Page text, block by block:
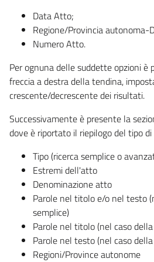
Data Atto;
Regione/Provincia autonoma-
Numero Atto.
Per ognuna delle suddette opzioni è
freccia a destra della tendina,
crescente/decrescente dei risultati.
Successivamente è presente la
dove è riportato il riepilogo del tipo
Tipo (ricerca semplice o
Estremi dell'atto
Denominazione atto
Parole nel titolo e/o nel testo
semplice)
Parole nel titolo (nel caso
Parole nel testo (nel caso
Regioni/Province autonome